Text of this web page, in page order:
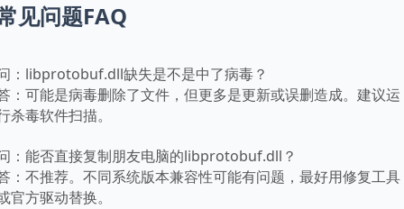
见问题FAQ
：libprotobuf.dll缺失是不是中了病毒？
：可能是病毒删除了文件，但更多是更新或误删造成。建议运
杀毒软件扫描。
：能否直接复制朋友电脑的libprotobuf.dll？
：不推荐。不同系统版本兼容性可能有问题，最好用修复工具
官方驱动替换。